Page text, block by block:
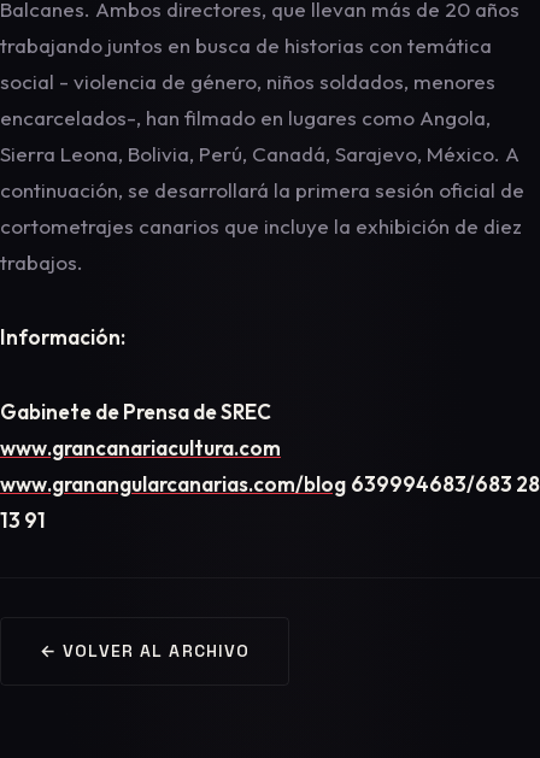
Balcanes. Ambos directores, que llevan más de 20 años
trabajando juntos en busca de historias con temática
social - violencia de género, niños soldados, menores
encarcelados-, han filmado en lugares como Angola,
Sierra Leona, Bolivia, Perú, Canadá, Sarajevo, México. A
continuación, se desarrollará la primera sesión oficial de
cortometrajes canarios que incluye la exhibición de diez
trabajos.
Información:
Gabinete de Prensa de SREC
www.grancanariacultura.com
www.granangularcanarias.com/blog 639994683/683 28
13 91
← VOLVER AL ARCHIVO